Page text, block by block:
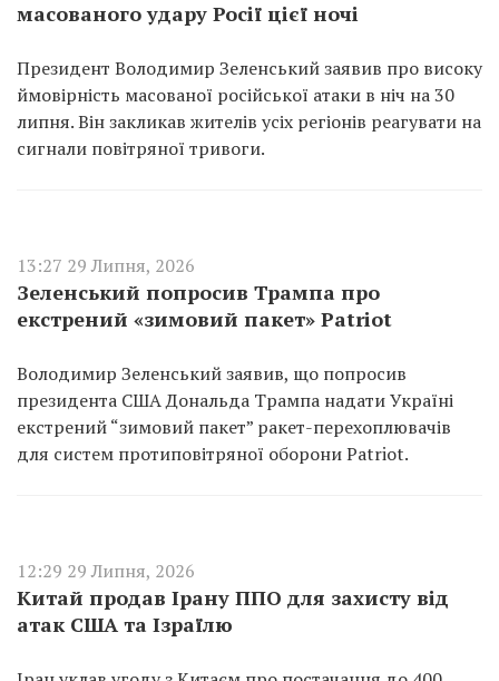
масованого удару Росії цієї ночі
Президент Володимир Зеленський заявив про високу
ймовірність масованої російської атаки в ніч на 30
липня. Він закликав жителів усіх регіонів реагувати на
сигнали повітряної тривоги.
13:27 29 Липня, 2026
Зеленський попросив Трампа про
екстрений «зимовий пакет» Patriot
Володимир Зеленський заявив, що попросив
президента США Дональда Трампа надати Україні
екстрений “зимовий пакет” ракет-перехоплювачів
для систем протиповітряної оборони Patriot.
12:29 29 Липня, 2026
Китай продав Ірану ППО для захисту від
атак США та Ізраїлю